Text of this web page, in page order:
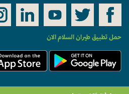
حمل تطبيق طيران السلام الان